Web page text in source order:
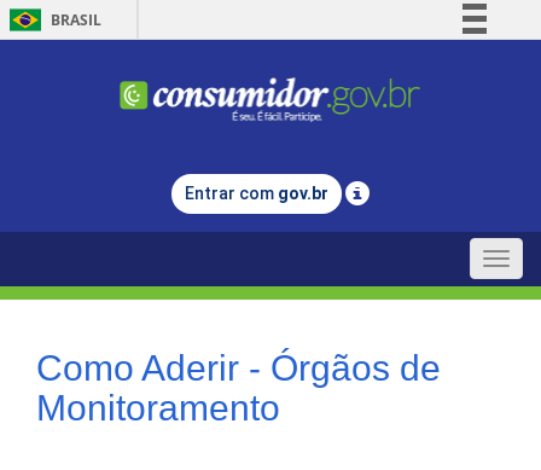
BRASIL
Comunica BR
Legislação
Entrar com gov.br
Toggle
Como Aderir - Órgãos de
Monitoramento